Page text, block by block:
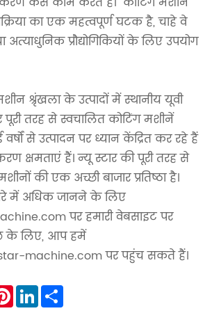
का एक महत्वपूर्ण घटक है, चाहे वे
प्रौद्योगिकियों के लिए उपयोग
श्रृंखला के उत्पादों में स्थानीय यूवी
तरह से स्वचालित कोटिंग मशीनें
से उत्पादन पर ध्यान केंद्रित कर रहे हैं
क्षमताएं हैं। न्यू स्टार की पूरी तरह से
की एक अच्छी बाजार प्रतिष्ठा है।
में अधिक जानने के लिए
पर हमारी वेबसाइट पर
के लिए, आप हमें
machine.com पर पहुंच सकते हैं।
PinterestLinkedIn